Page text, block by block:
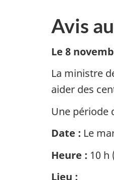
Avis
Le 8
La ministre
aider des
Une période
Date : Le
Heure : 10 h
Lieu :